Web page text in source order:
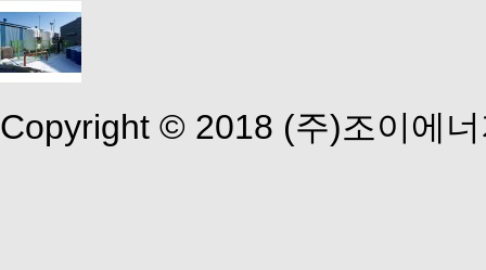
Copyright © 2018 (주)조이에